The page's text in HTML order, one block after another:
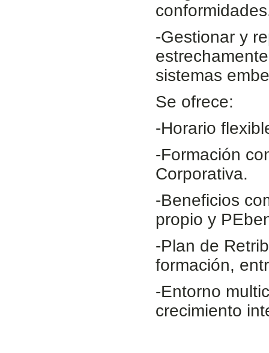
-Gestionar y
sistemas
Se ofrece:
-Horario
-Formación
Corporativa.
-Beneficios
propio y
-Plan de
formación,
-Entorno
crecimiento